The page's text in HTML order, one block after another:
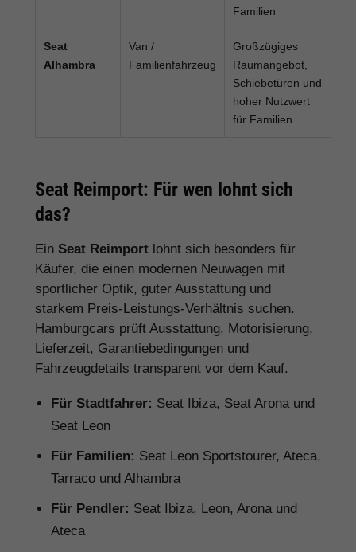
Familien
Seat
Alhambra
Van /
Familienfahrzeug
Großzügiges
Raumangebot,
Schiebetüren und
hoher Nutzwert
für Familien
Seat Reimport: Für wen lohnt sich
das?
Ein Seat Reimport lohnt sich besonders für
Käufer, die einen modernen Neuwagen mit
sportlicher Optik, guter Ausstattung und
starkem Preis-Leistungs-Verhältnis suchen.
Hamburgcars prüft Ausstattung, Motorisierung,
Lieferzeit, Garantiebedingungen und
Fahrzeugdetails transparent vor dem Kauf.
Für Stadtfahrer: Seat Ibiza, Seat Arona und
Seat Leon
Für Familien: Seat Leon Sportstourer, Ateca,
Tarraco und Alhambra
Für Pendler: Seat Ibiza, Leon, Arona und
Ateca